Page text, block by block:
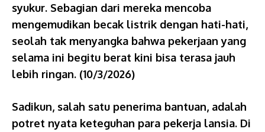
syukur. Sebagian dari mereka mencoba
mengemudikan becak listrik dengan hati-hati,
seolah tak menyangka bahwa pekerjaan yang
selama ini begitu berat kini bisa terasa jauh
lebih ringan. (10/3/2026)
Sadikun, salah satu penerima bantuan, adalah
potret nyata keteguhan para pekerja lansia. Di